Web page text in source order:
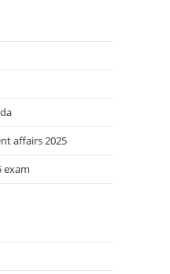
affairs 2025
exam